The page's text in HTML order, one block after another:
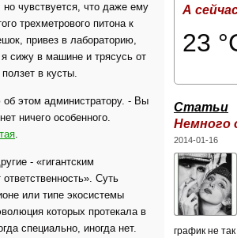
чувствуется, что даже ему
трехметрового питона к
привез в лабораторию,
сижу в машине и трясусь от
в кусты.
этом администратору. - Вы
ничего особенного.
.
- «гигантским
Суть
или типе экосистемы
которых протекала в
специально, иногда нет.
А
23
Статьи
Немного
2014-01-16
график не